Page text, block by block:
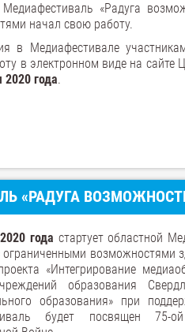
«Радуга
начал свою работу.
в Медиафестивале
в электронном виде на сайте
года.
«РАДУГА
года стартует областной
ограниченными возможностями
«Интегрирование
образования
образования» при
будет посвящен